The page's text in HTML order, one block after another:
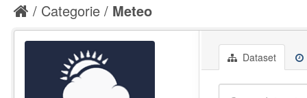
Categorie Meteo
Dataset